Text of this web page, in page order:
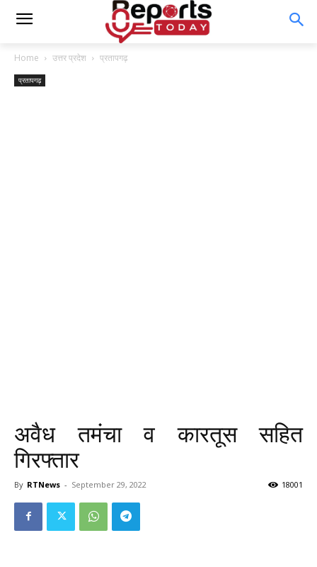
Home उत्तर प्रदेश प्रतापगढ़
प्रतापगढ़
अवैध तमंचा व कारतूस सहित
गिरफ्तार
By RTNews - September 29, 2022 18001